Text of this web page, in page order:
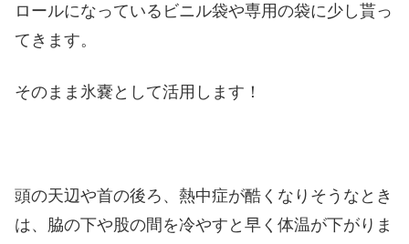
ロールになっているビニル袋や専用の袋に少し貰っ
てきます。
そのまま氷嚢として活用します！
頭の天辺や首の後ろ、熱中症が酷くなりそうなとき
は、脇の下や股の間を冷やすと早く体温が下がりま